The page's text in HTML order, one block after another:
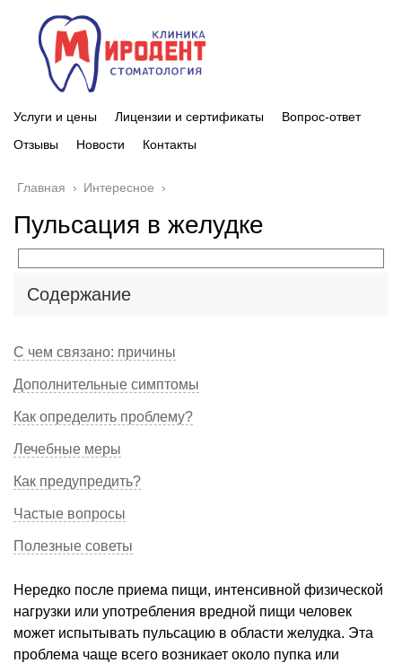
Услуги и цены Лицензии и сертификаты
Вопрос-ответ
Отзывы
Новости Контакты
Главная › Интересное ›
Пульсация в желудке
Содержание
С чем связано: причины
Дополнительные симптомы
Как определить проблему?
Лечебные меры
Как предупредить?
Частые вопросы
Полезные советы
Нередко после приема пищи, интенсивной физической
нагрузки или употребления вредной пищи человек
может испытывать пульсацию в области желудка. Эта
проблема чаще всего возникает около пупка или